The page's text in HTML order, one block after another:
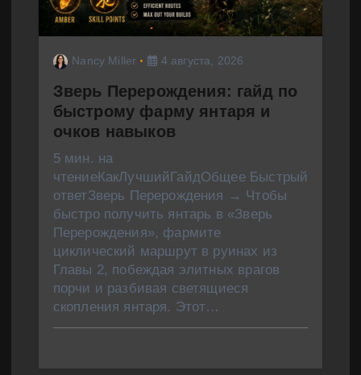
п
Nancy Miller 4 августа, 2026
Зверь Перерождения: гайд по
быстрому фарму янтаря и
очков навыков
5 мин. на
чтениеКакЛучшийГайдОбщее Быстрый
ответЗверь Перерождения → Чтобы
быстро получить янтарь в «Зверь
Перерождения», фармите
циклический маршрут в руинах из
Главы 2, побеждая элитных врагов
порчи и разбивая светящиеся
скопления янтаря. Этот…